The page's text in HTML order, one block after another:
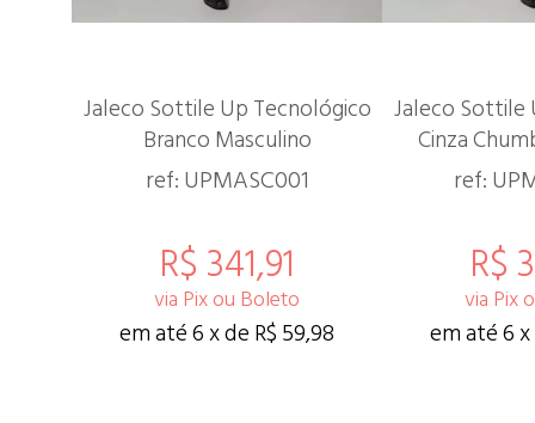
Jaleco Sottile Up Tecnológico
Branco Masculino
ref: UPMASC001
R$ 341,91
via Pix ou Boleto
em até 6 x de R$ 59,98
Jaleco Sottile
Cinza
ref:
R$
via Pix
em até 6